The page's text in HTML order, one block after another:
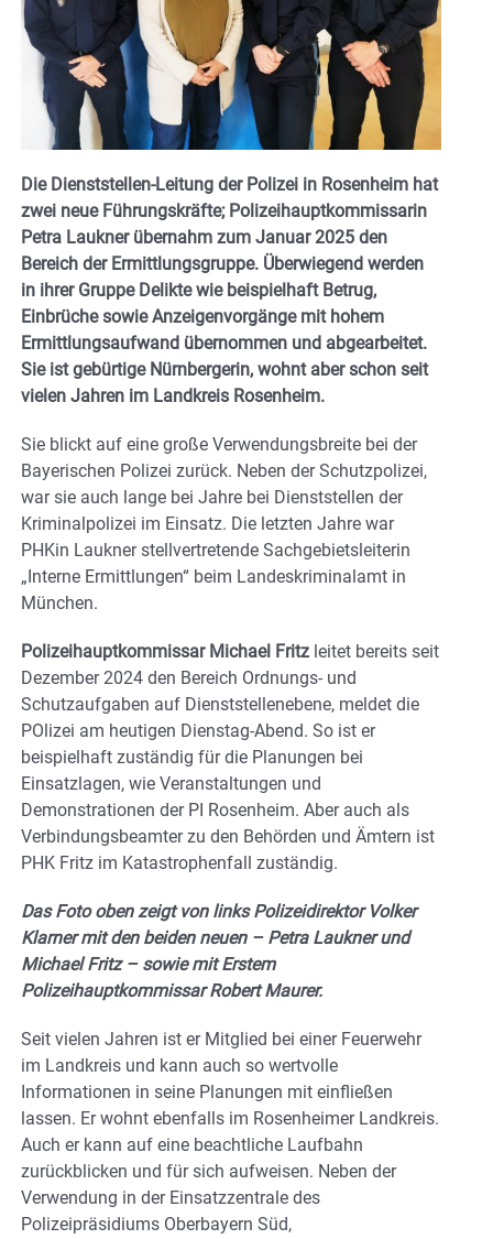
Die Dienststellen-Leitung der Polizei in Rosenheim hat
zwei neue Führungskräfte; Polizeihauptkommissarin
Petra Laukner übernahm zum Januar 2025 den
Bereich der Ermittlungsgruppe. Überwiegend werden
in ihrer Gruppe Delikte wie beispielhaft Betrug,
Einbrüche sowie Anzeigenvorgänge mit hohem
Ermittlungsaufwand übernommen und abgearbeitet.
Sie ist gebürtige Nürnbergerin, wohnt aber schon seit
vielen Jahren im Landkreis Rosenheim.
Sie blickt auf eine große Verwendungsbreite bei der
Bayerischen Polizei zurück. Neben der Schutzpolizei,
war sie auch lange bei Jahre bei Dienststellen der
Kriminalpolizei im Einsatz. Die letzten Jahre war
PHKin Laukner stellvertretende Sachgebietsleiterin
„Interne Ermittlungen“ beim Landeskriminalamt in
München.
Polizeihauptkommissar Michael Fritz leitet bereits seit
Dezember 2024 den Bereich Ordnungs- und
Schutzaufgaben auf Dienststellenebene, meldet die
POlizei am heutigen Dienstag-Abend. So ist er
beispielhaft zuständig für die Planungen bei
Einsatzlagen, wie Veranstaltungen und
Demonstrationen der PI Rosenheim. Aber auch als
Verbindungsbeamter zu den Behörden und Ämtern ist
PHK Fritz im Katastrophenfall zuständig.
Das Foto oben zeigt von links Polizeidirektor Volker
Klarner mit den beiden neuen – Petra Laukner und
Michael Fritz – sowie mit Erstem
Polizeihauptkommissar Robert Maurer.
Seit vielen Jahren ist er Mitglied bei einer Feuerwehr
im Landkreis und kann auch so wertvolle
Informationen in seine Planungen mit einfließen
lassen. Er wohnt ebenfalls im Rosenheimer Landkreis.
Auch er kann auf eine beachtliche Laufbahn
zurückblicken und für sich aufweisen. Neben der
Verwendung in der Einsatzzentrale des
Polizeipräsidiums Oberbayern Süd,